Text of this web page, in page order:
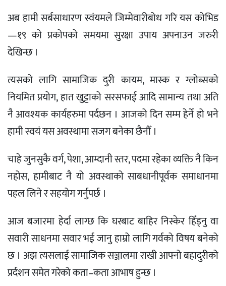
अब हामी सर्बसाधारण स्वंयमले जिम्मेवारीबोध गरि यस कोभिड
—१९ को प्रकोपको समयमा सुरक्षा उपाय अपनाउन जरुरी
देखिन्छ ।
त्यसको लागि सामाजिक दुरी कायम, मास्क र ग्लोब्सको
नियमित प्रयोग, हात खुट्टाको सरसफाई आदि सामान्य तथा अति
नै आवश्यक कार्यहरुमा पर्दछन । आजको दिन सम्म हेर्ने हो भने
हामी स्वयं यस अवस्थामा सजग बनेका छैनौँ ।
चाहे जुनसुकै वर्ग, पेशा, आम्दानी स्तर, पदमा रहेका व्यक्ति नै किन
नहोस, हामीबाट नै यो अवस्थाको साबधानीपूर्वक समाधानमा
पहल लिने र सहयोग गर्नुपर्छ ।
आज बजारमा हेर्दा लाग्छ कि घरबाट बाहिर निस्केर हिँड्नु वा
सवारी साधनमा सवार भई जानु हाम्रो लागि गर्वको विषय बनेको
छ । अझ त्यसलाई सामाजिक सञ्जालमा राखी आफ्नो बहादुरीको
प्रर्दशन समेत गरेको कता–कता आभाष हुन्छ ।